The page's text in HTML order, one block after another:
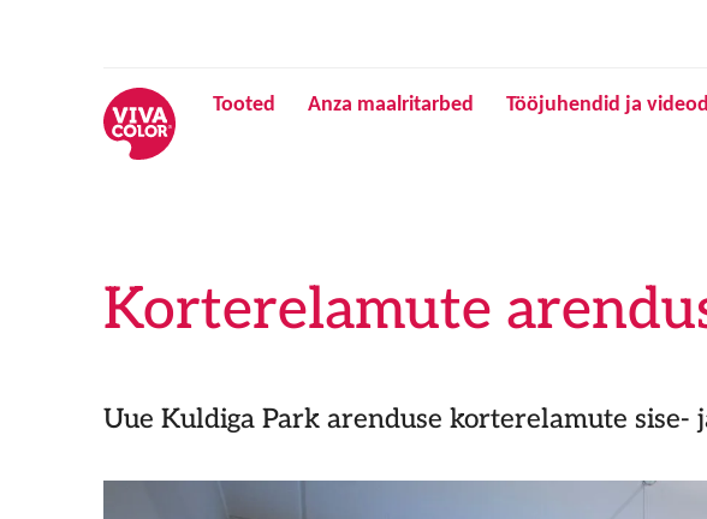
Tooted Anza maalritarbed Tööjuhendid ja videod
Korterelamute
Uue Kuldiga Park arenduse korterelamute